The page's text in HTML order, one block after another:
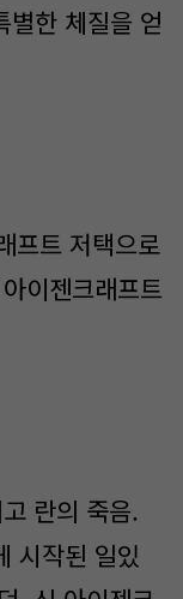
별한 체질을 얻
프트 저택으로
이젠크래프트
란의 죽음.
시작된 일있